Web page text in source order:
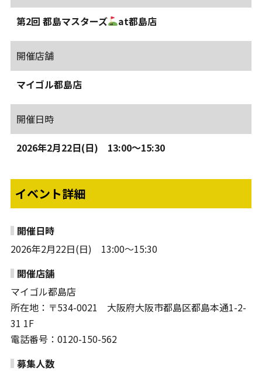
第2回 都島マスターズ at都島店
開催店舗
マイゴル都島店
開催日時
2026年2月22日(日) 13:00～15:30
イベント詳細
開催日時
2026年2月22日(日) 13:00～15:30
開催店舗
マイゴル都島店
所在地：〒534-0021 大阪府大阪市都島区都島本通1-2-
31 1F
電話番号：0120-150-562
募集人数